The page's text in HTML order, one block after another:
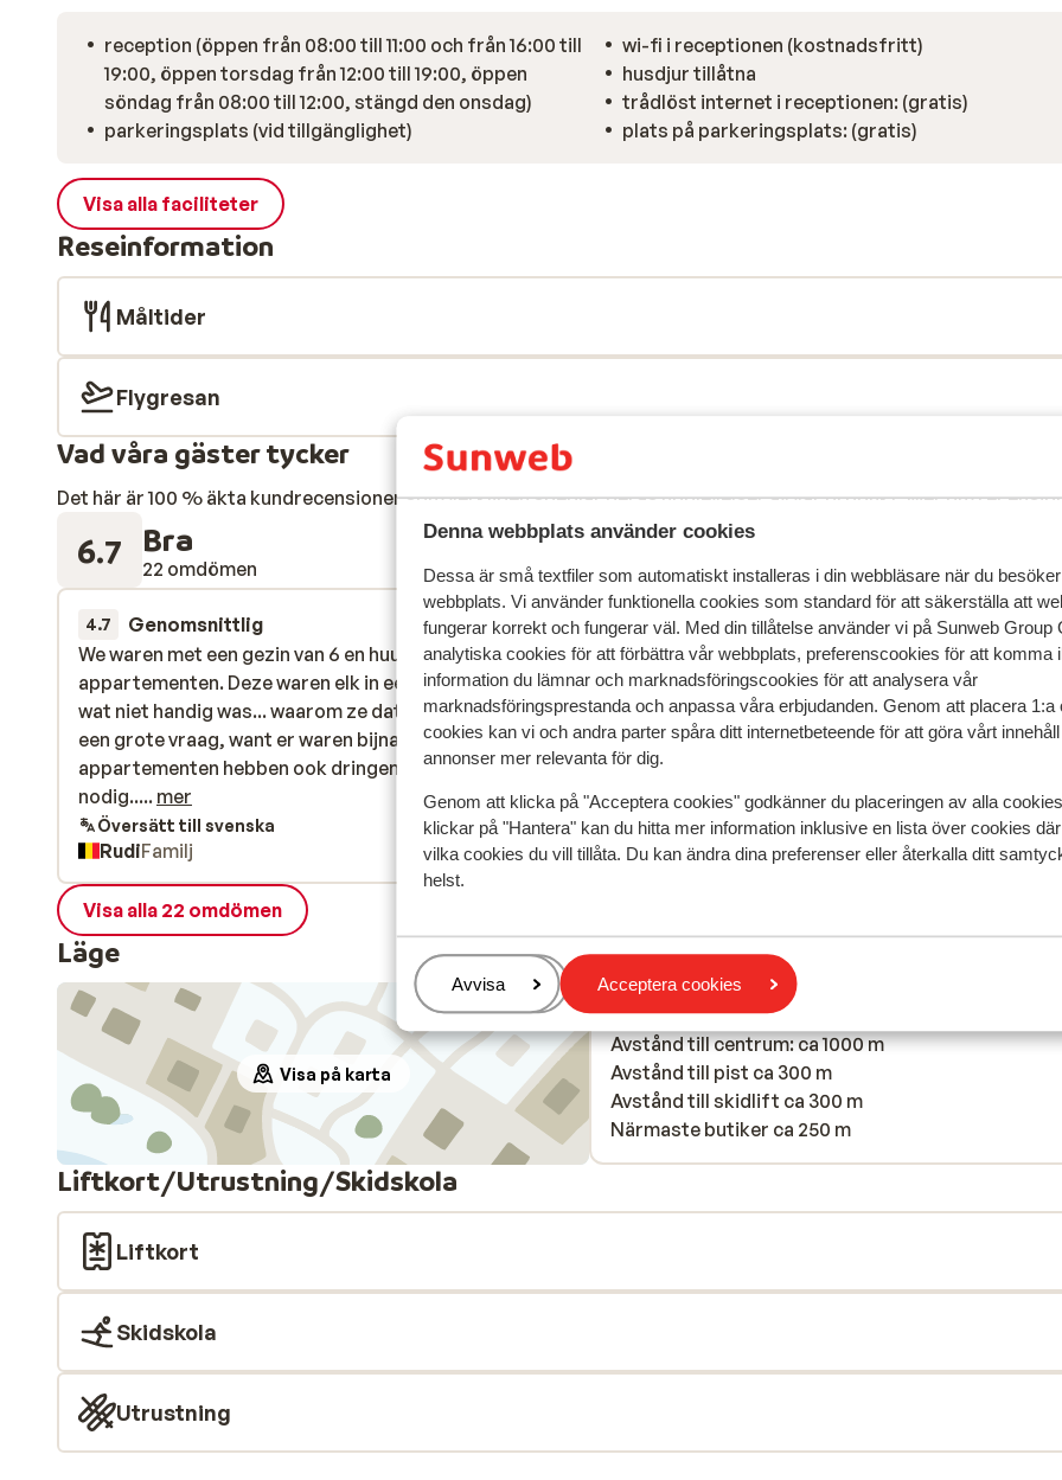
Denna webbplats använder cookies
Dessa är små textfiler som automatiskt installeras i din webbläsare när du
webbplats. Vi använder funktionella cookies som standard för att säkerställa att
fungerar korrekt och fungerar väl. Med din tillåtelse använder vi på Sunweb Group
analytiska cookies för att förbättra vår webbplats, preferenscookies för att komma
information du lämnar och marknadsföringscookies för att analysera vår
marknadsföringsprestanda och anpassa våra erbjudanden. Genom att placera 1:a
cookies kan vi och andra parter spåra ditt internetbeteende för att göra vårt
annonser mer relevanta för dig.
Genom att klicka på "Acceptera cookies" godkänner du placeringen av alla
klickar på "Hantera" kan du hitta mer information inklusive en lista över cookies
vilka cookies du vill tillåta. Du kan ändra dina preferenser eller återkalla ditt
helst.
Hantera
Avvisa Acceptera cookies
reception (öppen från 08:00 till 11:00 och från 16:00 till
19:00, öppen torsdag från 12:00 till 19:00, öppen
söndag från 08:00 till 12:00, stängd den onsdag)
parkeringsplats (vid tillgänglighet)
wi-fi i receptionen (kostnadsfritt)
husdjur tillåtna
trådlöst internet i receptionen: (gratis)
plats på parkeringsplats: (gratis)
Visa alla faciliteter
Reseinformation
Måltider
Flygresan
Vad våra gäster tycker
Det här är 100 % äkta kundrecensioner som verkligen speglar deras upplevelser av vår produkt.Mer om
6.7 Bra
22 omdömen Mest bokad av
4.7 Genomsnittlig
4 apr. 2026
We waren met een gezin van 6 en huurden 2
appartementen. Deze waren elk in een apart gebouw,
wat niet handig was... waarom ze dat gedaan hebben is
een grote vraag, want er waren bijna geen gasten. De
appartementen hebben ook dringend een renovatie
nodig... het is allemaal wat oudbollig. Maar we hebben
toch een leuke vakantie gehad, want het was prachtig
weer. ????
We waren met een gezin van 6 en huurden 2
appartementen. Deze waren elk in een apart gebouw,
wat niet handig was... waarom ze dat gedaan hebben is
een grote vraag, want er waren bijna geen gasten. De
appartementen hebben ook dringend een renovatie
nodig..... mer
Översätt till svenska
RudiFamilj
8.0 Fantastisk
14 mars
in de doucheruimte was te veel schimmelvorming
het plafond!
in de doucheruimte was te veel schimmelvorming
het plafond!
Översätt till svenska
AnonymVänner
Visa alla 22 omdömen
Läge
Visa på karta
I området
Avstånd till centrum: ca 1000 m
Avstånd till pist ca 300 m
Avstånd till skidlift ca 300 m
Närmaste butiker ca 250 m
Liftkort/Utrustning/Skidskola
Liftkort
Skidskola
Utrustning